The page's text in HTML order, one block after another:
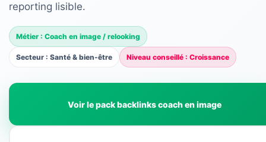
reporting lisible.
Métier : Coach en image / relooking
Secteur : Santé & bien-être Niveau conseillé : Croissance
Voir le pack backlinks coach en image